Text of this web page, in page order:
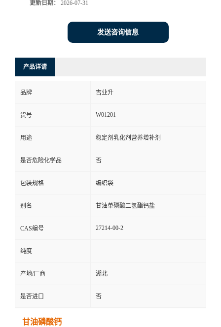
更新日期： 2026-07-31
发送咨询信息
产品详请
品牌 吉业升
货号 W01201
用途 稳定剂乳化剂营养增补剂
是否危险化学品 否
包装规格 编织袋
别名 甘油单磷酸二氢酯钙盐
CAS编号 27214-00-2
纯度
产地/厂商 湖北
是否进口 否
甘油磷酸钙